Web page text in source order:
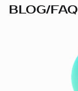
BLOG/FAQ